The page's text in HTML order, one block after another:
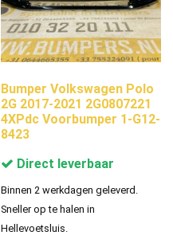
Bumper Volkswagen Polo
2G 2017-2021 2G0807221
4XPdc Voorbumper 1-G12-
8423
Direct leverbaar
Binnen 2 werkdagen geleverd.
Sneller op te halen in
Hellevoetsluis.